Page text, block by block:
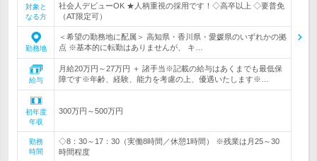
対象と
なる方
社会人デビューOK ★人柄重視の採用です！◇高卒以上 ◇要普免
（AT限定可）
勤務地
＜希望の勤務地に配属＞ 高知県・香川県・愛媛県のいずれかの拠
点 ※基本的に転勤はありませんが、 キ…
給与
月給20万円～27万円 ＋ 諸手当※記載の給与はあくまでも最低保
障です※年齢、経験、能力を考慮の上、優遇いたします※…
初年度
年収
300万円～500万円
勤務
時間
◇8：30～17：30（実働8時間／休憩1時間） ※残業は月25～30
時間程度